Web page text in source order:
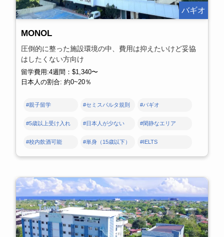
バギオ
MONOL
圧倒的に整った施設環境の中、費用は抑えたいけど妥協
はしたくない方向け
留学費用:4週間：$1,340〜
日本人の割合: 約0~20％
#親子留学 #セミスパルタ規則 #バギオ
#5歳以上受け入れ #日本人が少ない #閑静なエリア
#校内飲酒可能 #単身（15歳以下） #IELTS